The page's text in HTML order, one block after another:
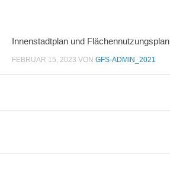
Innenstadtplan und Flächennutzungsplan
FEBRUAR 15, 2023 VONGFS-ADMIN_2021